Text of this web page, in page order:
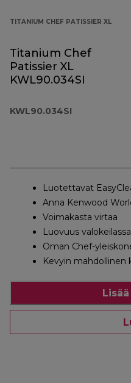
TITANIUM CHEF PATISSIER XL
Titanium Chef
Patissier XL
KWL90.034SI
KWL90.034SI
Luotettavat
Anna Kenwood
Voimakasta virtaa
Luovuus valokeilassa
Oman Chef-
Kevyin mahdollinen